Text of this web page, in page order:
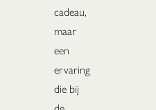
cadeau,
maar
een
ervaring
die bij